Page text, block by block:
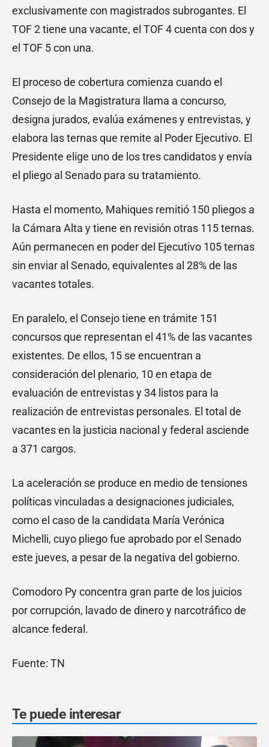
exclusivamente con magistrados subrogantes. El
TOF 2 tiene una vacante, el TOF 4 cuenta con dos y
el TOF 5 con una.
El proceso de cobertura comienza cuando el
Consejo de la Magistratura llama a concurso,
designa jurados, evalúa exámenes y entrevistas, y
elabora las ternas que remite al Poder Ejecutivo. El
Presidente elige uno de los tres candidatos y envía
el pliego al Senado para su tratamiento.
Hasta el momento, Mahiques remitió 150 pliegos a
la Cámara Alta y tiene en revisión otras 115 ternas.
Aún permanecen en poder del Ejecutivo 105 ternas
sin enviar al Senado, equivalentes al 28% de las
vacantes totales.
En paralelo, el Consejo tiene en trámite 151
concursos que representan el 41% de las vacantes
existentes. De ellos, 15 se encuentran a
consideración del plenario, 10 en etapa de
evaluación de entrevistas y 34 listos para la
realización de entrevistas personales. El total de
vacantes en la justicia nacional y federal asciende
a 371 cargos.
La aceleración se produce en medio de tensiones
políticas vinculadas a designaciones judiciales,
como el caso de la candidata María Verónica
Michelli, cuyo pliego fue aprobado por el Senado
este jueves, a pesar de la negativa del gobierno.
Comodoro Py concentra gran parte de los juicios
por corrupción, lavado de dinero y narcotráfico de
alcance federal.
Fuente: TN
Te puede interesar